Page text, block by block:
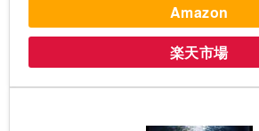
Amazon
楽天市場